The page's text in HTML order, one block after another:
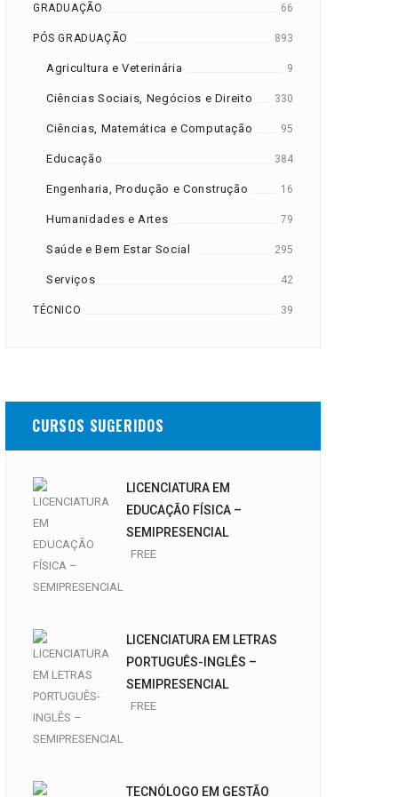
GRADUAÇÃO 66
PÓS GRADUAÇÃO 893
Agricultura e Veterinária 9
Ciências Sociais, Negócios e Direito 330
Ciências, Matemática e Computação 95
Educação 384
Engenharia, Produção e Construção 16
Humanidades e Artes 79
Saúde e Bem Estar Social 295
Serviços 42
TÉCNICO 39
CURSOS SUGERIDOS
LICENCIATURA EM
EDUCAÇÃO FÍSICA –
SEMIPRESENCIAL
FREE
LICENCIATURA EM LETRAS
PORTUGUÊS-INGLÊS –
SEMIPRESENCIAL
FREE
TECNÓLOGO EM GESTÃO